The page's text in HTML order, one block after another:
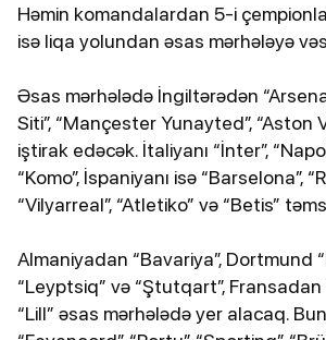
Həmin komandalardan 5-i
isə liqa yolundan əsas mərhələyə
Əsas mərhələdə İngiltərədən
Siti”, “Mançester Yunayted”, “Aston
iştirak edəcək. İtaliyanı “İnter”,
“Komo”, İspaniyanı isə “Barselona”,
“Vilyarreal”, “Atletiko” və “Betis”
Almaniyadan “Bavariya”, Dortmund
“Leyptsiq” və “Ştutqart”, Fransadan
“Lill” əsas mərhələdə yer alacaq.